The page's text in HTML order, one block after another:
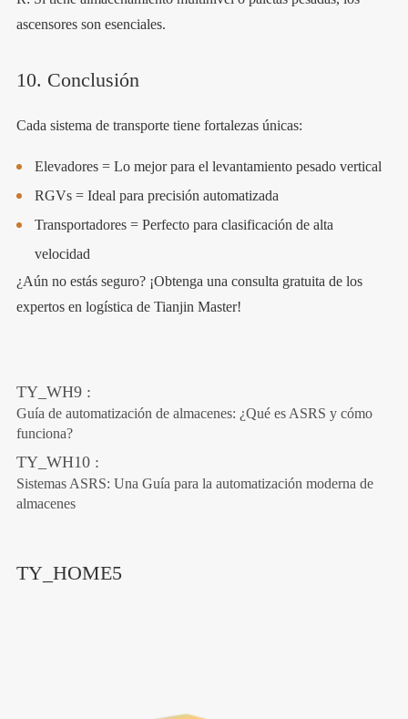
ascensores son esenciales.
10. Conclusión
Cada sistema de transporte tiene fortalezas únicas:
Elevadores = Lo mejor para el levantamiento pesado vertical
RGVs = Ideal para precisión automatizada
Transportadores = Perfecto para clasificación de alta
velocidad
¿Aún no estás seguro? ¡Obtenga una consulta gratuita de los
expertos en logística de Tianjin Master!
TY_WH9 :
Guía de automatización de almacenes: ¿Qué es ASRS y cómo
funciona?
TY_WH10 :
Sistemas ASRS: Una Guía para la automatización moderna de
almacenes
TY_HOME5